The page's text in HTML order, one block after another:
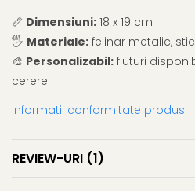
📏 Dimensiuni: 18 x 19 cm
🖐️ Materiale: felinar metalic,
🎨 Personalizabil: fluturi
cerere
Informatii conformitate produs
REVIEW-URI (1)